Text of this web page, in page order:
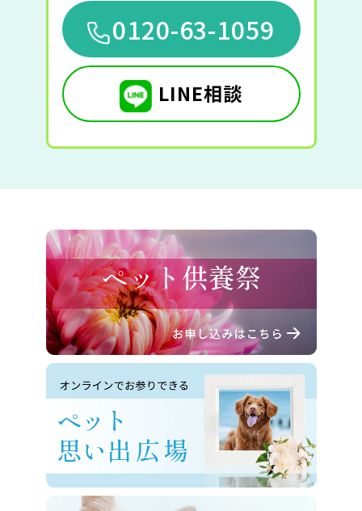
0120-63-1059
LINE相談